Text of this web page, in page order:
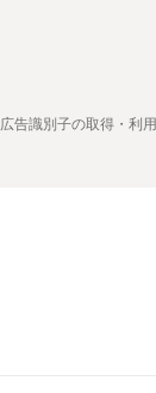
広告識別子の取得・利用